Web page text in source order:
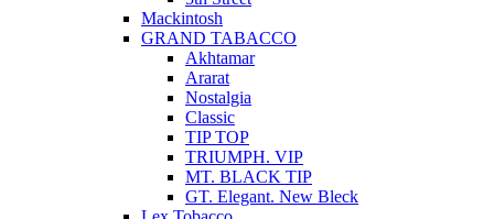
Mackintosh
GRAND TABACCO
Akhtamar
Ararat
Nostalgia
Classic
TIP TOP
TRIUMPH. VIP
MT. BLACK TIP
GT. Elegant. New Bleck